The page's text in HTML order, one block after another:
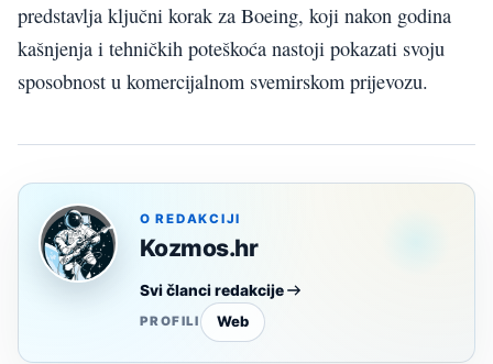
predstavlja ključni korak za Boeing, koji nakon godina
kašnjenja i tehničkih poteškoća nastoji pokazati svoju
sposobnost u komercijalnom svemirskom prijevozu.
O REDAKCIJI
Kozmos.hr
Svi članci redakcije
PROFILI Web